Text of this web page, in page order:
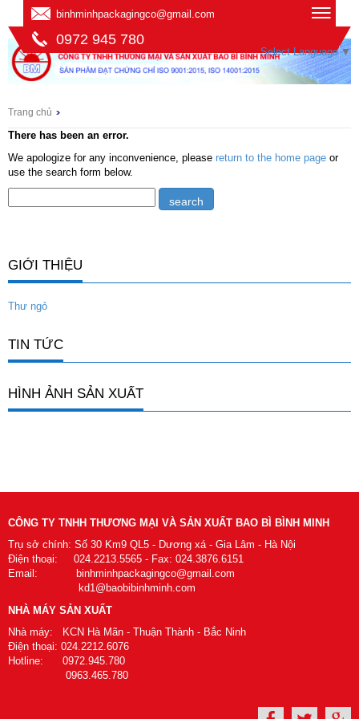
binhminhpackagingco@gmail.com
0972 945 780
Select Language ▼
Trang chủ
There has been an error.
We apologize for any inconvenience, please return to the home page or
use the search form below.
GIỚI THIỆU
Thư ngỏ
TIN TỨC
HÌNH ẢNH SẢN XUẤT
CÔNG TY TNHH THƯƠNG MẠI VÀ SẢN XUẤT BAO BÌ BÌNH MINH
Trụ sở chính: Số 30 Km9 QL5 - Dương xá - Gia Lâm - Hà Nội
Điện thoại: 024.2213.5565 - Fax: 024.3876.6151
Email: binhminhpackagingco@gmail.com
kd1@baobibinhminh.com
NHÀ MÁY SẢN XUẤT
Nhà máy: KCN Hà Mãn - Thuận Thành - Bắc Ninh
Điện thoại: 024.2212.6076
Hotline: 0972.945.780
0963.465.780